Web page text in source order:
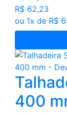
R$ 62,23
ou 1x de R$
400